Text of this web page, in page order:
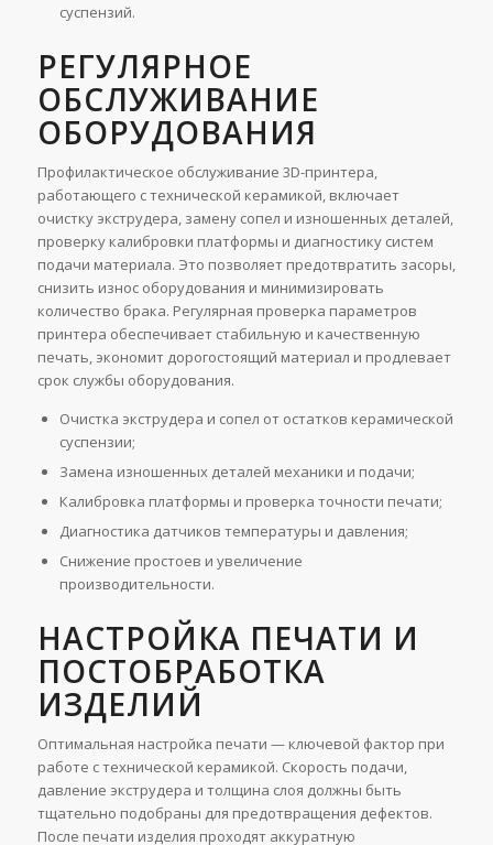
суспензий.
РЕГУЛЯРНОЕ
ОБСЛУЖИВАНИЕ
ОБОРУДОВАНИЯ
Профилактическое обслуживание 3D-принтера,
работающего с технической керамикой, включает
очистку экструдера, замену сопел и изношенных деталей,
проверку калибровки платформы и диагностику систем
подачи материала. Это позволяет предотвратить засоры,
снизить износ оборудования и минимизировать
количество брака. Регулярная проверка параметров
принтера обеспечивает стабильную и качественную
печать, экономит дорогостоящий материал и продлевает
срок службы оборудования.
Очистка экструдера и сопел от остатков керамической
суспензии;
Замена изношенных деталей механики и подачи;
Калибровка платформы и проверка точности печати;
Диагностика датчиков температуры и давления;
Снижение простоев и увеличение
производительности.
НАСТРОЙКА ПЕЧАТИ И
ПОСТОБРАБОТКА
ИЗДЕЛИЙ
Оптимальная настройка печати — ключевой фактор при
работе с технической керамикой. Скорость подачи,
давление экструдера и толщина слоя должны быть
тщательно подобраны для предотвращения дефектов.
После печати изделия проходят аккуратную